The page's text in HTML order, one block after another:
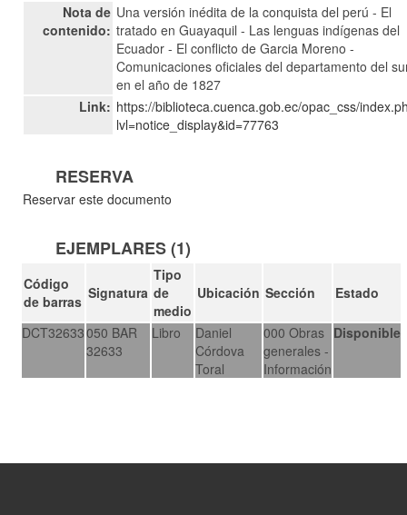
Nota de
contenido:
Una versión inédita de la conquista del perú - El
tratado en Guayaquil - Las lenguas indígenas del
Ecuador - El conflicto de Garcia Moreno -
Comunicaciones oficiales del departamento del
en el año de 1827
Link: https://biblioteca.cuenca.gob.ec/opac_css/
lvl=notice_display&id=77763
RESERVA
Reservar este documento
EJEMPLARES (1)
Código
de barras Signatura
Tipo
de
medio
Ubicación Sección Estado
DCT32633050 BAR
32633
Libro
Daniel
Córdova
Toral
000 Obras
generales -
Información
Disponible